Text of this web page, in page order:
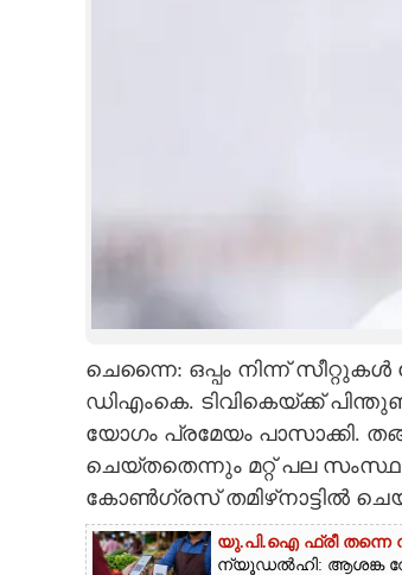
LITERATURE
CONTACT US
ചെന്നൈ: ഒപ്പം നിന്ന്
ഡിഎംകെ. ടിവികെയ്ക്ക്
യോഗം പ്രമേയം
ചെയ്തതെന്നും മറ്റ് പല
കോണ്‍ഗ്രസ് തമിഴ്‌നാട്ടില്‍
യു.പി.ഐ ഫ്രീ തന്നെ
ന്യൂഡൽഹി: ആശങ്ക